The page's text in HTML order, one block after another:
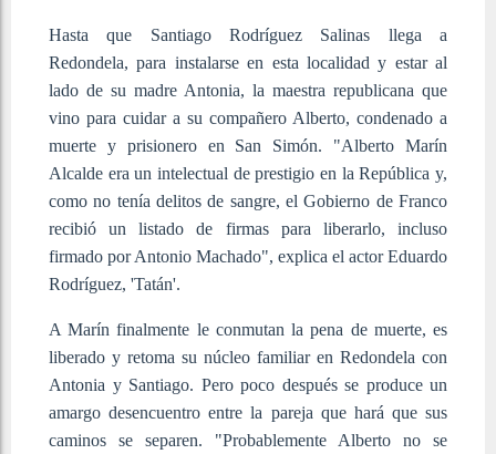
Hasta que Santiago Rodríguez Salinas llega a
Redondela, para instalarse en esta localidad y estar al
lado de su madre Antonia, la maestra republicana que
vino para cuidar a su compañero Alberto, condenado a
muerte y prisionero en San Simón. "Alberto Marín
Alcalde era un intelectual de prestigio en la República y,
como no tenía delitos de sangre, el Gobierno de Franco
recibió un listado de firmas para liberarlo, incluso
firmado por Antonio Machado", explica el actor Eduardo
Rodríguez, 'Tatán'.
A Marín finalmente le conmutan la pena de muerte, es
liberado y retoma su núcleo familiar en Redondela con
Antonia y Santiago. Pero poco después se produce un
amargo desencuentro entre la pareja que hará que sus
caminos se separen. "Probablemente Alberto no se